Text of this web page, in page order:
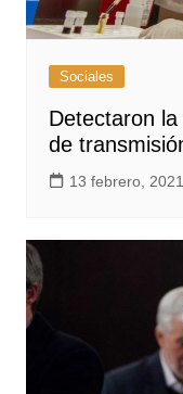
Sociales
Detectaron
de
13 febrero, 2021